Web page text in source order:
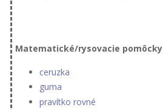
Matematické/rysovacie pomôcky
ceruzka
guma
pravítko rovné